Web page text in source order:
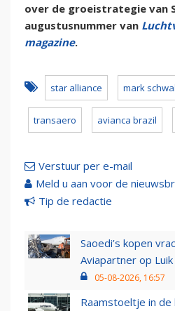
over de groeistrategie van
augustusnummer van
magazine.
star alliance mark
transaero avianca brazil
Verstuur per e-mail
Meld u aan voor de
Tip de redactie
Saoedi’s kopen
Aviapartner op
05-08-2026, 16:57
Raamstoeltje in de